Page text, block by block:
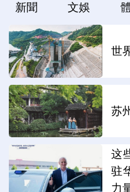
新聞 文娛
世
苏
这
驻
力